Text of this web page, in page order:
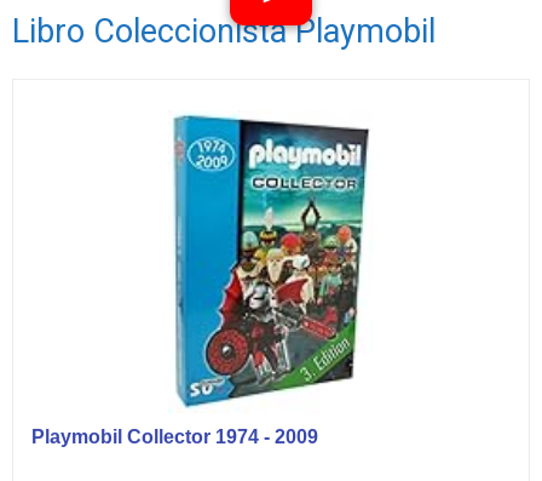
Libro Coleccionista Playmobil
Playmobil Collector 1974 - 2009